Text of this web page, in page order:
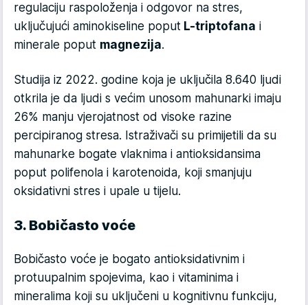
regulaciju raspoloženja i odgovor na stres,
uključujući aminokiseline poput L-triptofana i
minerale poput magnezija.
Studija iz 2022. godine koja je uključila 8.640 ljudi
otkrila je da ljudi s većim unosom mahunarki imaju
26% manju vjerojatnost od visoke razine
percipiranog stresa. Istraživači su primijetili da su
mahunarke bogate vlaknima i antioksidansima
poput polifenola i karotenoida, koji smanjuju
oksidativni stres i upale u tijelu.
3. Bobičasto voće
Bobičasto voće je bogato antioksidativnim i
protuupalnim spojevima, kao i vitaminima i
mineralima koji su uključeni u kognitivnu funkciju,